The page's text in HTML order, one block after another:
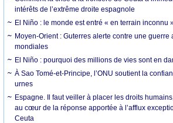
intérêts de l’extrême droite espagnole
El Niño : le monde est entré « en terrain inconnu
Moyen-Orient : Guterres alerte contre une guerre
mondiales
El Niño : pourquoi des millions de vies sont en
À Sao Tomé-et-Principe, l’ONU soutient la
urnes
Espagne. Il faut veiller à placer les droits
au cœur de la réponse apportée à l’afflux
Ceuta